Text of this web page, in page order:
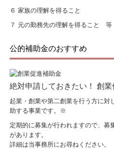
６ 家族の理解を得ること
７ 元の勤務先の理解を得ること 等
公的補助金のおすすめ
絶対申請しておきたい！ 創業
起業・創業や第二創業を行う方に対
助する事業です。※
定期的に募集が行われますので、募
があります。
詳細は当事務所にお尋ねください。